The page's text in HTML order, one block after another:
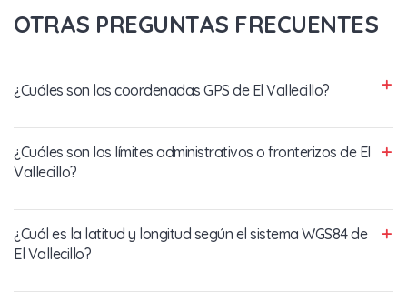
OTRAS PREGUNTAS FRECUENTES
¿Cuáles son las coordenadas GPS de El Vallecillo?
¿Cuáles son los límites administrativos o fronterizos de El
Vallecillo?
¿Cuál es la latitud y longitud según el sistema WGS84 de
El Vallecillo?